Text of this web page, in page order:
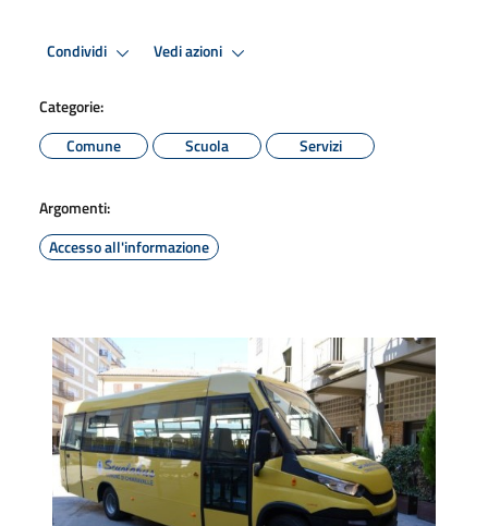
Condividi Vedi azioni
Categorie:
Comune
Scuola Servizi
Argomenti:
Accesso all'informazione